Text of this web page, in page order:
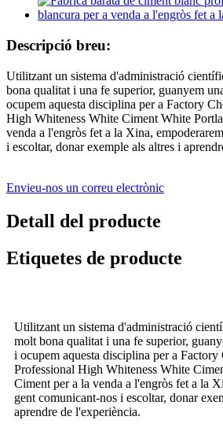
Descripció breu:
Utilitzant un sistema d'administració
bona qualitat i una fe superior, guanyem
ocupem aquesta disciplina per a Factory
High Whiteness White Ciment White
venda a l'engròs fet a la Xina,
i escoltar, donar exemple als altres i
Envieu-nos un correu electrònic
Detall del producte
Etiquetes de producte
Utilitzant un sistema d'administració
molt bona qualitat i una fe superior,
i ocupem aquesta disciplina per a Factory
Professional High Whiteness White
Ciment per a la venda a l'engròs fet a la
gent comunicant-nos i escoltar, donar
aprendre de l'experiència.